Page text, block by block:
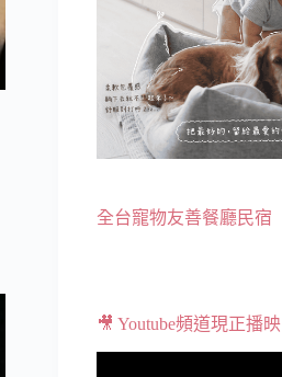
全台寵物友善餐廳民宿
🎥 Youtube頻道現正播映